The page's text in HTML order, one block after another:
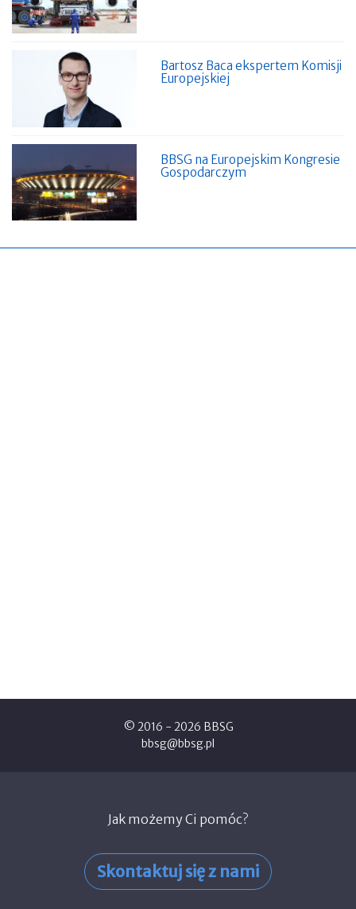
Bartosz Baca ekspertem Komisji
Europejskiej
BBSG na Europejskim Kongresie
Gospodarczym
© 2016 - 2026 BBSG
bbsg@bbsg.pl
Jak możemy Ci pomóc?
Skontaktuj się z nami